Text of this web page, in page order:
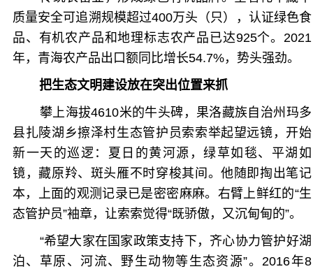
质量安全可追溯规模超过400万头（只），认证绿色食
品、有机农产品和地理标志农产品已达925个。2021
年，青海农产品出口额同比增长54.7%，势头强劲。
把生态文明建设放在突出位置来抓
攀上海拔4610米的牛头碑，果洛藏族自治州玛多
县扎陵湖乡擦泽村生态管护员索索举起望远镜，开始
新一天的巡逻：夏日的黄河源，绿草如毯、平湖如
镜，藏原羚、斑头雁不时穿梭其间。他随即掏出笔记
本，上面的观测记录已是密密麻麻。右臂上鲜红的“生
态管护员”袖章，让索索觉得“既骄傲，又沉甸甸的”。
“希望大家在国家政策支持下，齐心协力管护好湖
泊、草原、河流、野生动物等生态资源”。2016年8